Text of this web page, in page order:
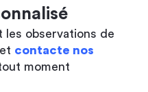
les observations de
contacte nos
moment